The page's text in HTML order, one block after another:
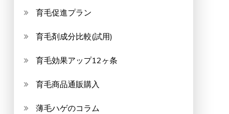
育毛促進プラン
育毛剤成分比較(試用)
育毛効果アップ12ヶ条
育毛商品通販購入
薄毛ハゲのコラム